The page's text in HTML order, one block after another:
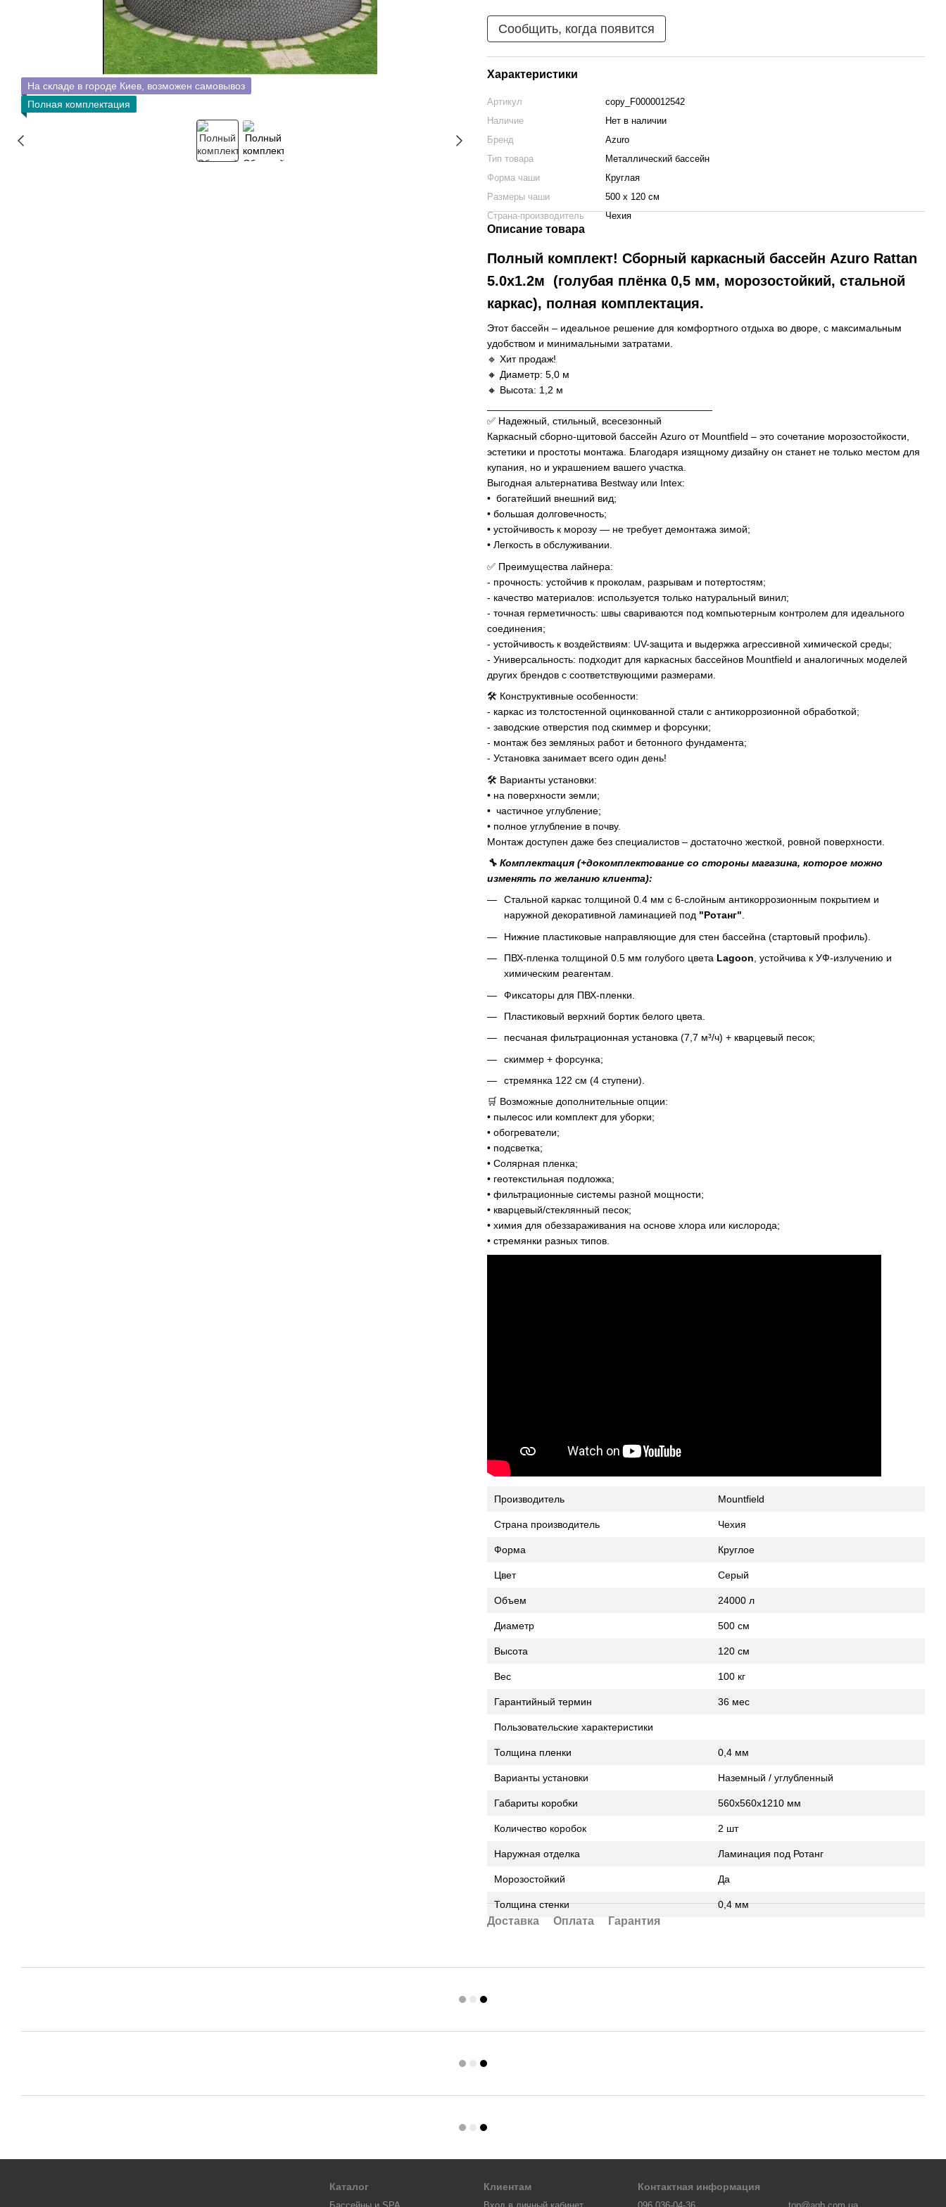
На складе в городе Киев, возможен самовывоз
Полная комплектация
Сообщить, когда появится
Характеристики
Артикул
copy_F0000012542
Наличие
Нет в наличии
Бренд
Azuro
Тип товара
Металлический бассейн
Форма чаши
Круглая
Размеры чаши
500 х 120 см
Страна-производитель
Чехия
Описание товара
Полный комплект! Сборный каркасный бассейн Azuro Rattan
5.0x1.2м (голубая плёнка 0,5 мм, морозостойкий, стальной
каркас), полная комплектация.
Этот бассейн – идеальное решение для комфортного отдыха во дворе, с максимальным
удобством и минимальными затратами.
🔹 Хит продаж!
🔸 Диаметр: 5,0 м
🔸 Высота: 1,2 м
✅ Надежный, стильный, всесезонный
Каркасный сборно-щитовой бассейн Azuro от Mountfield – это сочетание морозостойкости,
эстетики и простоты монтажа. Благодаря изящному дизайну он станет не только местом для
купания, но и украшением вашего участка.
Выгодная альтернатива Bestway или Intex:
• богатейший внешний вид;
• большая долговечность;
• устойчивость к морозу — не требует демонтажа зимой;
• Легкость в обслуживании.
✅ Преимущества лайнера:
- прочность: устойчив к проколам, разрывам и потертостям;
- качество материалов: используется только натуральный винил;
- точная герметичность: швы свариваются под компьютерным контролем для идеального
соединения;
- устойчивость к воздействиям: UV-защита и выдержка агрессивной химической среды;
- Универсальность: подходит для каркасных бассейнов Mountfield и аналогичных моделей
других брендов с соответствующими размерами.
🛠️ Конструктивные особенности:
- каркас из толстостенной оцинкованной стали с антикоррозионной обработкой;
- заводские отверстия под скиммер и форсунки;
- монтаж без земляных работ и бетонного фундамента;
- Установка занимает всего один день!
🛠 Варианты установки:
• на поверхности земли;
• частичное углубление;
• полное углубление в почву.
Монтаж доступен даже без специалистов – достаточно жесткой, ровной поверхности.
🔧 Комплектация (+докомплектование со стороны магазина, которое можно
изменять по желанию клиента):
Стальной каркас толщиной 0.4 мм с 6-слойным антикоррозионным покрытием и
наружной декоративной ламинацией под "Ротанг".
Нижние пластиковые направляющие для стен бассейна (стартовый профиль).
ПВХ-пленка толщиной 0.5 мм голубого цвета Lagoon , устойчива к УФ-излучению и
химическим реагентам.
Фиксаторы для ПВХ-пленки.
Пластиковый верхний бортик белого цвета.
песчаная фильтрационная установка (7,7 м³/ч) + кварцевый песок;
скиммер + форсунка;
стремянка 122 см (4 ступени).
🛒 Возможные дополнительные опции:
• пылесос или комплект для уборки;
• обогреватели;
• подсветка;
• Солярная пленка;
• геотекстильная подложка;
• фильтрационные системы разной мощности;
• кварцевый/стеклянный песок;
• химия для обеззараживания на основе хлора или кислорода;
• стремянки разных типов.
Производитель Mountfield
Страна производитель Чехия
Форма Круглое
Цвет Серый
Объем 24000 л
Диаметр 500 см
Высота 120 см
Вес 100 кг
Гарантийный термин 36 мес
Пользовательские характеристики
Толщина пленки 0,4 мм
Варианты установки Наземный / углубленный
Габариты коробки 560х560х1210 мм
Количество коробок 2 шт
Наружная отделка Ламинация под Ротанг
Морозостойкий Да
Толщина стенки 0,4 мм
Доставка Оплата Гарантия
Каталог Клиентам Контактная информация